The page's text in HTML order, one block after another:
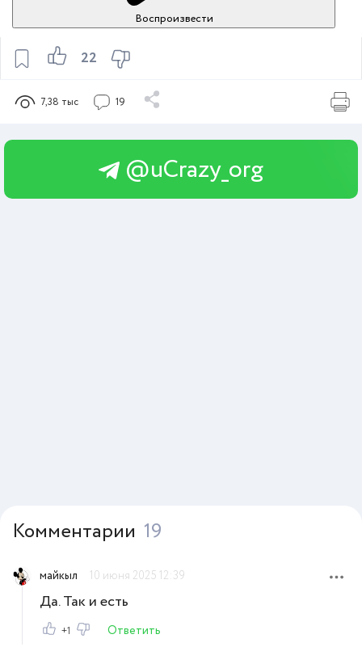
22
Воспроизвести
7,38 тыс 19
@uCrazy_org
Комментарии 19
майкыл 10 июня 2025 12:39
Да. Так и есть
+1
Ответить